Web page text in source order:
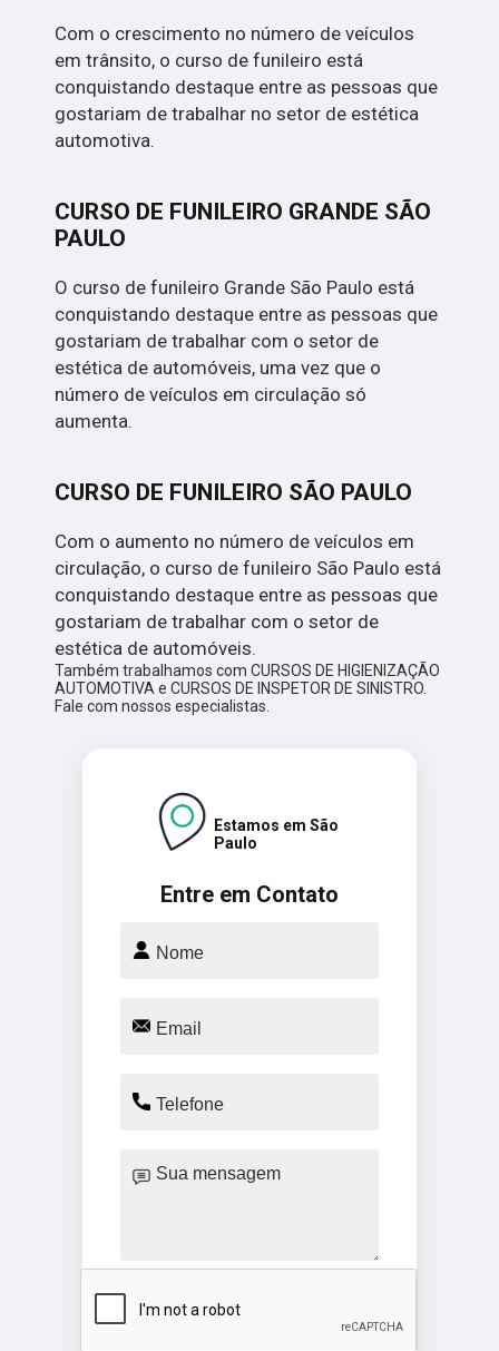
Com o crescimento no número de veículos
em trânsito, o curso de funileiro está
conquistando destaque entre as pessoas que
gostariam de trabalhar no setor de estética
automotiva.
CURSO DE FUNILEIRO GRANDE SÃO
PAULO
O curso de funileiro Grande São Paulo está
conquistando destaque entre as pessoas que
gostariam de trabalhar com o setor de
estética de automóveis, uma vez que o
número de veículos em circulação só
aumenta.
CURSO DE FUNILEIRO SÃO PAULO
Com o aumento no número de veículos em
circulação, o curso de funileiro São Paulo está
conquistando destaque entre as pessoas que
gostariam de trabalhar com o setor de
estética de automóveis.
Também trabalhamos com CURSOS DE HIGIENIZAÇÃO
AUTOMOTIVA e CURSOS DE INSPETOR DE SINISTRO.
Fale com nossos especialistas.
Entre em Contato
Estamos em São
Paulo